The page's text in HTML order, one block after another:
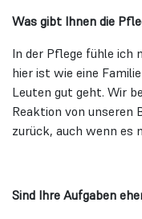
Was gibt Ihnen die
In der Pflege fühle ich
hier ist wie eine
Leuten gut geht. Wir
Reaktion von unseren
zurück, auch wenn es
Sind Ihre Aufgaben